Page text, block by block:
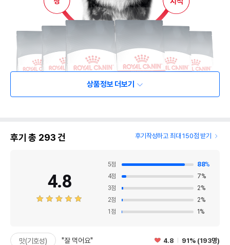
상품정보 더보기
후기 총 293건 후기작성하고 최대 150점 받기
4.8
5점 88%
4점 7%
3점 2%
2점 2%
1 점 1 %
맛(기호성) "잘 먹어요" 4.8 91% (193명)